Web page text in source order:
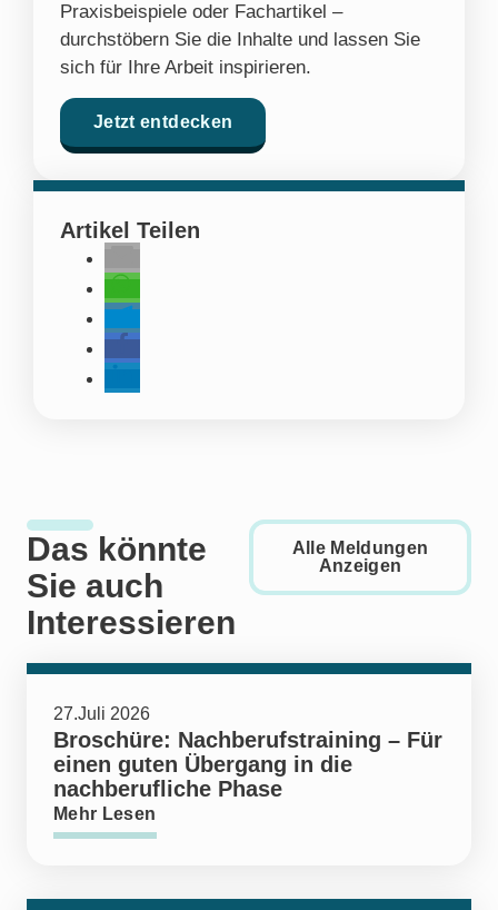
Praxisbeispiele oder Fachartikel –
durchstöbern Sie die Inhalte und lassen Sie
sich für Ihre Arbeit inspirieren.
Jetzt entdecken
Artikel Teilen
Das könnte
Sie auch
Interessieren
Alle Meldungen
Anzeigen
27.Juli 2026
Broschüre: Nachberufstraining – Für
einen guten Übergang in die
nachberufliche Phase
Mehr Lesen